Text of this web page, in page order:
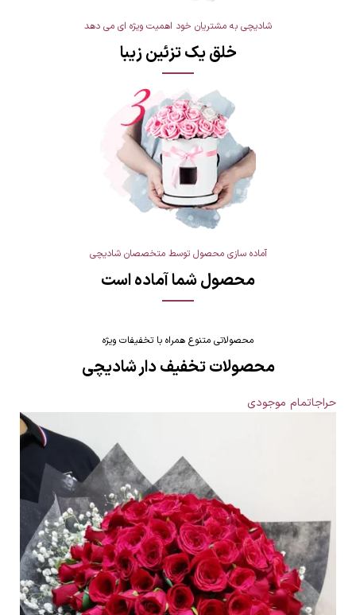
شادیچی به مشتریان خود اهمیت ویژه ای می دهد
خلق یک تزئین زیبا
آماده سازی محصول توسط متخصصان شادیچی
محصول شما آماده است
محصولاتی متنوع همراه با تخفیفات ویژه
محصولات تخفیف دار شادیچی
حراجاتمام موجودی